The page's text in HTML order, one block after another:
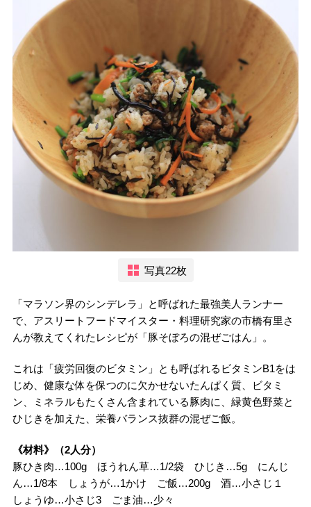
写真22枚
「マラソン界のシンデレラ」と呼ばれた最強美人ランナー
で、アスリートフードマイスター・料理研究家の市橋有里さ
んが教えてくれたレシピが「豚そぼろの混ぜごはん」。
これは「疲労回復のビタミン」とも呼ばれるビタミンB1をは
じめ、健康な体を保つのに欠かせないたんぱく質、ビタミ
ン、ミネラルもたくさん含まれている豚肉に、緑黄色野菜と
ひじきを加えた、栄養バランス抜群の混ぜご飯。
《材料》（2人分）
豚ひき肉…100g ほうれん草…1/2袋 ひじき…5g にんじ
ん…1/8本 しょうが…1かけ ご飯…200g 酒…小さじ１
しょうゆ…小さじ3 ごま油…少々